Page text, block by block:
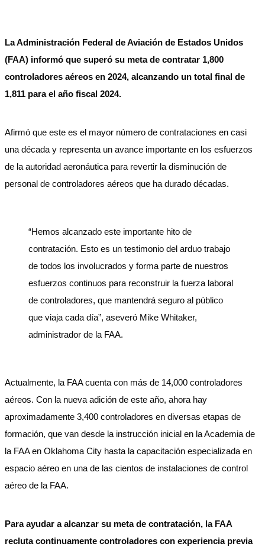
La Administración Federal de Aviación de Estados Unidos
(FAA) informó que superó su meta de contratar 1,800
controladores aéreos en 2024, alcanzando un total final de
1,811 para el año fiscal 2024.
Afirmó que este es el mayor número de contrataciones en casi
una década y representa un avance importante en los esfuerzos
de la autoridad aeronáutica para revertir la disminución de
personal de controladores aéreos que ha durado décadas.
“Hemos alcanzado este importante hito de
contratación. Esto es un testimonio del arduo trabajo
de todos los involucrados y forma parte de nuestros
esfuerzos continuos para reconstruir la fuerza laboral
de controladores, que mantendrá seguro al público
que viaja cada día”, aseveró Mike Whitaker,
administrador de la FAA.
Actualmente, la FAA cuenta con más de 14,000 controladores
aéreos. Con la nueva adición de este año, ahora hay
aproximadamente 3,400 controladores en diversas etapas de
formación, que van desde la instrucción inicial en la Academia de
la FAA en Oklahoma City hasta la capacitación especializada en
espacio aéreo en una de las cientos de instalaciones de control
aéreo de la FAA.
Para ayudar a alcanzar su meta de contratación, la FAA
recluta continuamente controladores con experiencia previa